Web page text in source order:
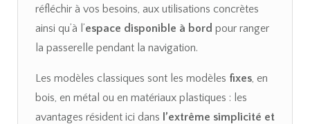
réfléchir à vos besoins, aux utilisations concrètes
ainsi qu’à l’espace disponible à bord pour ranger
la passerelle pendant la navigation.
Les modèles classiques sont les modèles fixes , en
bois, en métal ou en matériaux plastiques : les
avantages résident ici dans l’extrême simplicité et